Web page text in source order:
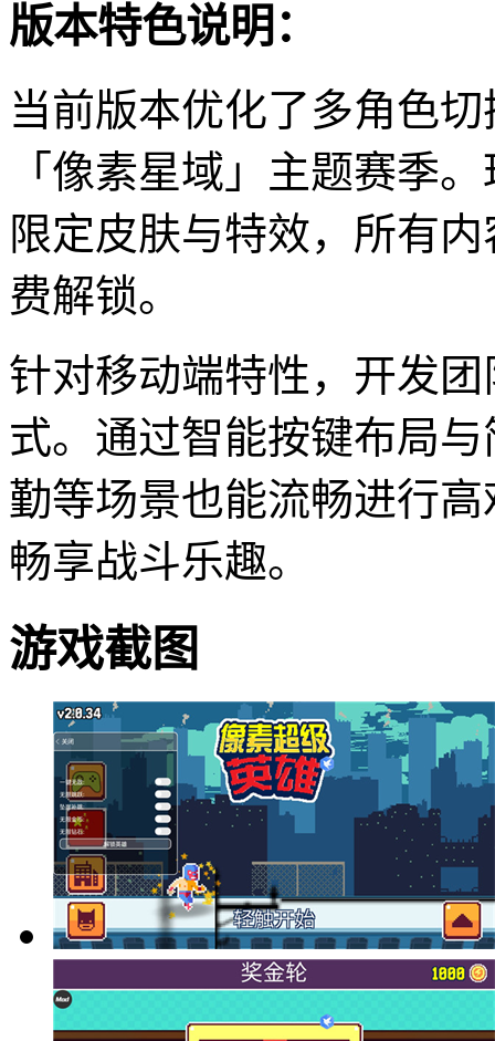
版本特色说明：
当前版本优化了多角色
「像素星域」主题赛季
限定皮肤与特效，所有
费解锁。
针对移动端特性，开发
式。通过智能按键布局
勤等场景也能流畅进行
畅享战斗乐趣。
游戏截图